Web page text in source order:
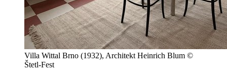
Villa Wittal Brno (1932), Architekt Heinrich Blum ©
Štetl-Fest